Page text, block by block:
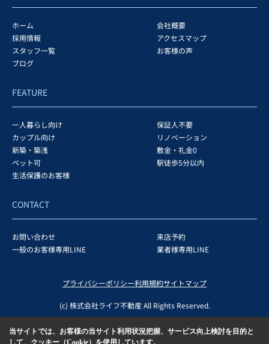
ホーム
会社概要
採用情報
アクセスマップ
スタッフ一覧
お客様の声
ブログ
FEATURE
一人暮らし向け
保証人不要
カップル向け
リノベーション
新築・築浅
敷金・礼金0
ペット可
駅徒歩5分以内
生活保護のお客様
CONTACT
お問い合わせ
来店予約
一般のお客様専用LINE
業者様専用LINE
プライバシーポリシー利用規約サイトマップ
(c) 株式会社ライフ不動産 All Rights Reserved.
当サイトでは、お客様の当サイト利用状況把握、サービス向上検討を目的と
して、クッキー（Cookie）を使用しています。